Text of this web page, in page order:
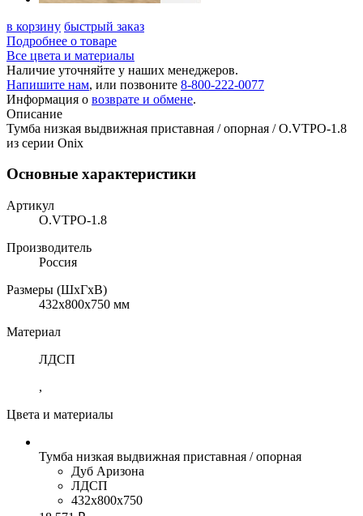
в корзину быстрый заказ
Подробнее о товаре
Все цвета и материалы
Наличие уточняйте у наших менеджеров.
Напишите нам, или позвоните 8-800-222-0077
Информация о возврате и обмене.
Описание
Тумба низкая выдвижная приставная / опорная / O.VTPO-1.8
из серии Onix
Основные характеристики
Артикул
O.VTPO-1.8
Производитель
Россия
Размеры (ШхГхВ)
432x800x750 мм
Материал
ЛДСП
,
Цвета и материалы
Тумба низкая выдвижная приставная / опорная
Дуб Аризона
ЛДСП
432x800x750